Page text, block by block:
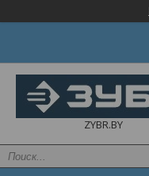
ZYBR.BY